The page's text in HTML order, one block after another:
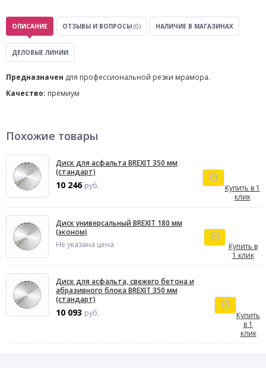
ОПИСАНИЕ ОТЗЫВЫ И ВОПРОСЫ (0) НАЛИЧИЕ В МАГАЗИНАХ
ДЕЛОВЫЕ ЛИНИИ
Предназначен для профессиональной резки мрамора.
Качество: премиум
Похожие товары
Диск для асфальта BREXIT 350 мм
(стандарт)
10 246 руб.
Купить в 1
клик
Диск универсальный BREXIT 180 мм
(эконом)
Не указана цена
Купить в
1 клик
Диск для асфальта, свежего бетона и
абразивного блока BREXIT 350 мм
(стандарт)
10 093 руб.
Купить
в 1
клик